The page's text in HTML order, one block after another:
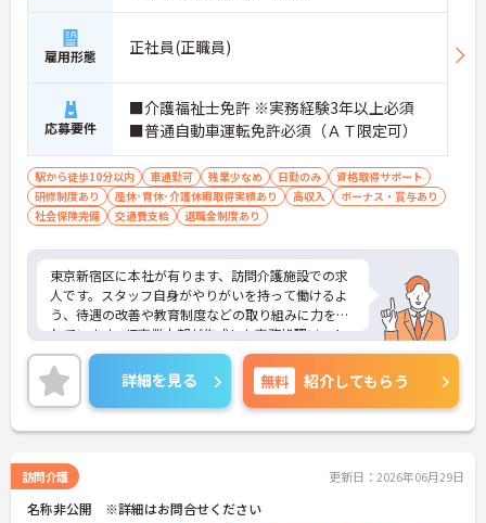
雇用形態 正社員(正職員)
応募要件
■介護福祉士免許 ※実務経験3年以上必須
■普通自動車運転免許必須（ＡＴ限定可）
駅から徒歩10分以内 車通勤可 残業少なめ 日勤のみ
資格取得サポート
研修制度あり
産休･育休･介護休暇取得実績あり 高収入
ボーナス・賞与あり
社会保険完備
交通費支給 退職金制度あり
東京新宿区に本社が有ります、訪問介護施設での求
人です。スタッフ自身がやりがいを持って働けるよ
う、待遇の改善や教育制度などの取り組みに力を入
れています。IT事業本部が作成した事務処理ソフト
を導入しており、事務作業は少なく、その分ご利用
者様への対応を重視することもできます。入社後の
研修はもちろん、介護技術研修、PC研修、マナー研
修、資格取得のための勉強会等ステップに応じて用
意されており安心してご就業いただけます。
細などお話しいたしますのでお気軽にお問い合わせ
下さい。
詳細を見る 無料 紹介してもらう
訪問介護 更新日：2026年06月29日
名称非公開 ※詳細はお問合せください